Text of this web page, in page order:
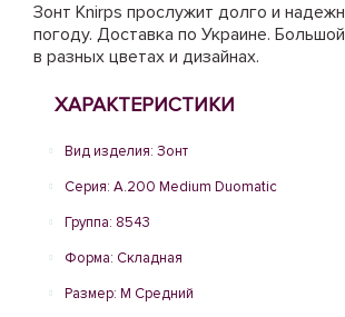
Зонт Knirps прослужит долго и
погоду. Доставка по Украине.
в разных цветах и дизайнах.
ХАРАКТЕРИСТИКИ
Вид изделия: Зонт
Серия: A.200 Medium Duomatic
Группа: 8543
Форма: Складная
Размер: M Средний